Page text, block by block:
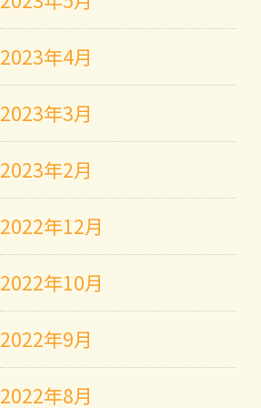
2023年4月
2023年3月
2023年2月
2022年12月
2022年10月
2022年9月
2022年8月